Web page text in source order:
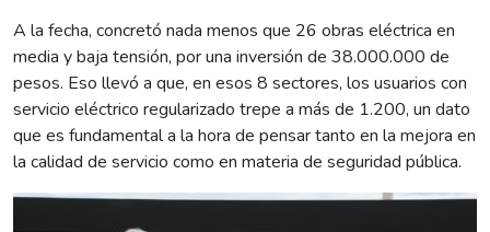
A la fecha, concretó nada menos que 26 obras eléctrica en
media y baja tensión, por una inversión de 38.000.000 de
pesos. Eso llevó a que, en esos 8 sectores, los usuarios con
servicio eléctrico regularizado trepe a más de 1.200, un dato
que es fundamental a la hora de pensar tanto en la mejora en
la calidad de servicio como en materia de seguridad pública.